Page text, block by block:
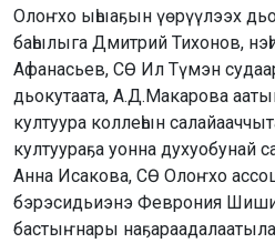
Олоҥхо ыһыаҕын үөрүүлээх
баһылыга Дмитрий Тихонов,
Афанасьев, СӨ Ил Түмэн
дьокутаата, А.Д.Макарова
култуура коллеһын
култуураҕа уонна духуобунай
Анна Исакова, СӨ Олоҥхо
бэрэсидьиэнэ Феврония
бастыҥнары